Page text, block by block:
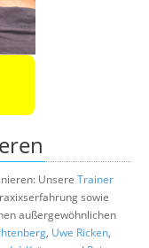
Unsere Trainer
sowie
außergewöhnlichen
, Uwe Ricken,